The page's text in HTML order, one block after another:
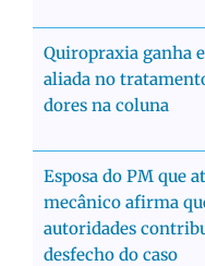
Quiropraxia ganha
aliada no
dores na coluna
Esposa do PM que
mecânico afirma
autoridades
desfecho do caso